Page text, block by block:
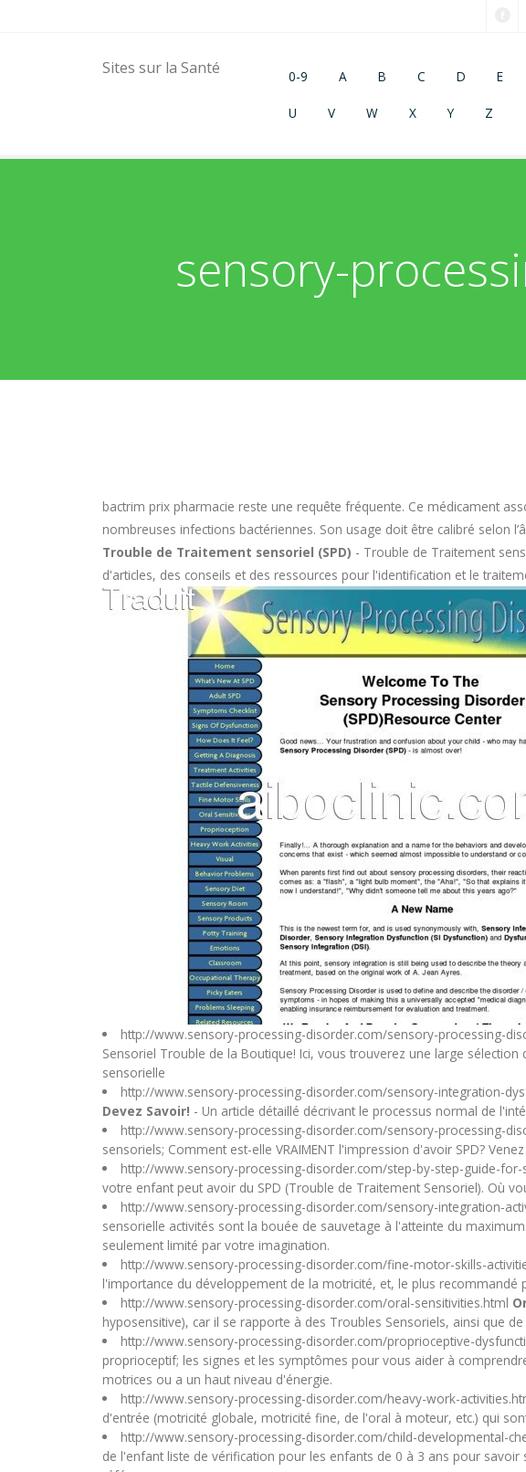
Sites sur la Santé 0-9 A B C D E
U V W X Y Z
sensory-
bactrim prix pharmacie reste une requête fréquente. Ce médicament
nombreuses infections bactériennes. Son usage doit être calibré selon
Trouble de Traitement sensoriel (SPD) - Trouble de Traitement
d'articles, des conseils et des ressources pour l'identification et le
http://www.sensory-processing-disorder.com/sensory-processing-
Sensoriel Trouble de la Boutique! Ici, vous trouverez une large
sensorielle
http://www.sensory-processing-disorder.com/sensory-integration-
Devez Savoir! - Un article détaillé décrivant le processus normal de
http://www.sensory-processing-disorder.com/sensory-processing-
sensoriels; Comment est-elle VRAIMENT l'impression d'avoir SPD?
http://www.sensory-processing-disorder.com/step-by-step-guide-for-
votre enfant peut avoir du SPD (Trouble de Traitement Sensoriel). Où
http://www.sensory-processing-disorder.com/sensory-integration-
sensorielle activités sont la bouée de sauvetage à l'atteinte du
seulement limité par votre imagination.
http://www.sensory-processing-disorder.com/fine-motor-skills-
l'importance du développement de la motricité, et, le plus
http://www.sensory-processing-disorder.com/oral-sensitivities.html
hyposensitive), car il se rapporte à des Troubles Sensoriels, ainsi que de
http://www.sensory-processing-disorder.com/proprioceptive-
proprioceptif; les signes et les symptômes pour vous aider à
motrices ou a un haut niveau d'énergie.
http://www.sensory-processing-disorder.com/heavy-work-
d'entrée (motricité globale, motricité fine, de l'oral à moteur, etc.) qui
http://www.sensory-processing-disorder.com/child-developmental-
de l'enfant liste de vérification pour les enfants de 0 à 3 ans pour